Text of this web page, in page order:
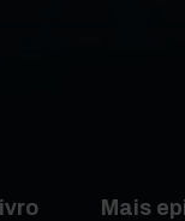
Mais